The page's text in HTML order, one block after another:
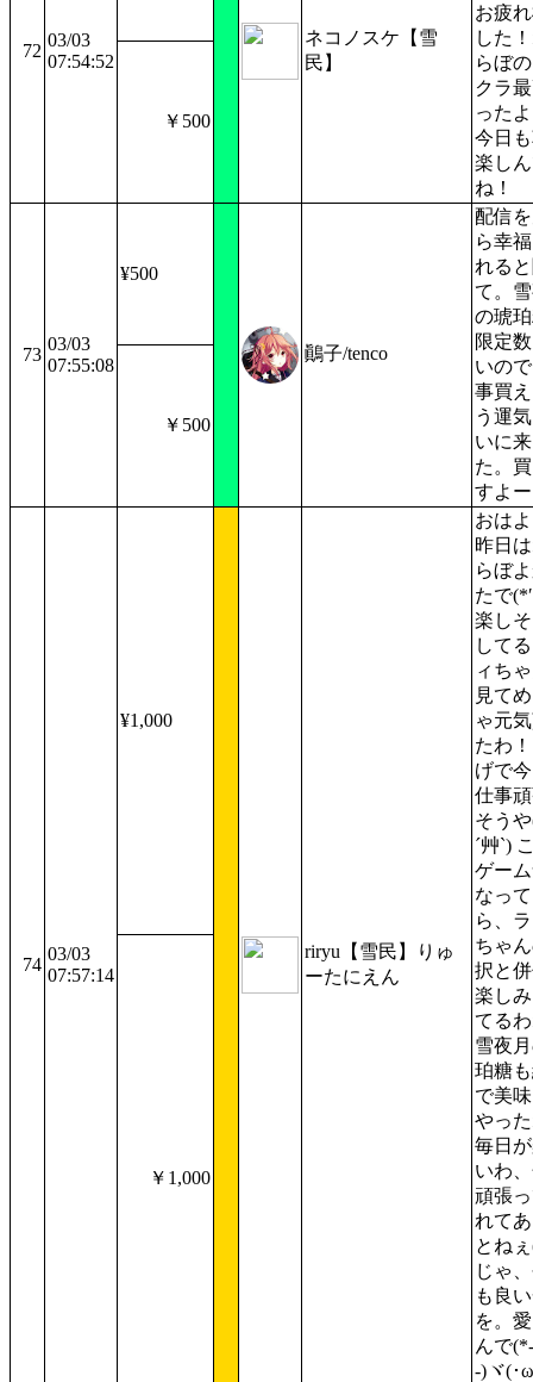
72
03/03
07:54:52
ネコノスケ【雪
民】
お疲
した
らぼ
クラ
った
今日
楽し
ね！
￥500
73
03/03
07:55:08
¥500
鷆子/tenco
配信
ら幸
れる
て。
の琥
限定
いの
事買
う運
いに
た。
すよ
￥500
74
03/03
07:57:14
¥1,000
riryu【雪民】りゅ
ーたにえん
おは
昨日
らぼ
たで
楽し
して
ィち
見て
ゃ元
たわ
げで
仕事
そう
´艸`)
ゲー
なっ
ら、
ちゃ
択と
楽し
てる
雪夜
珀糖
で美
やっ
毎日
いわ
頑張
れて
とね
じゃ
も良
を。
んで
-)ヾ(･
￥1,000